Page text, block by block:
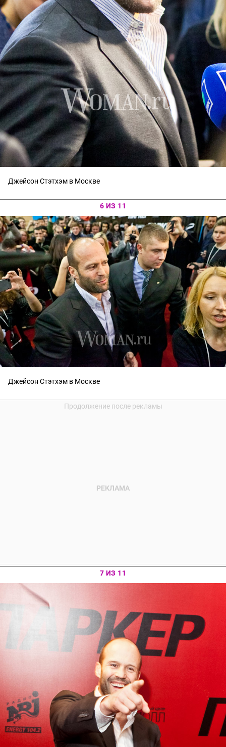
Джейсон Стэтхэм в Москве
6 ИЗ 11
Джейсон Стэтхэм в Москве
7 ИЗ 11